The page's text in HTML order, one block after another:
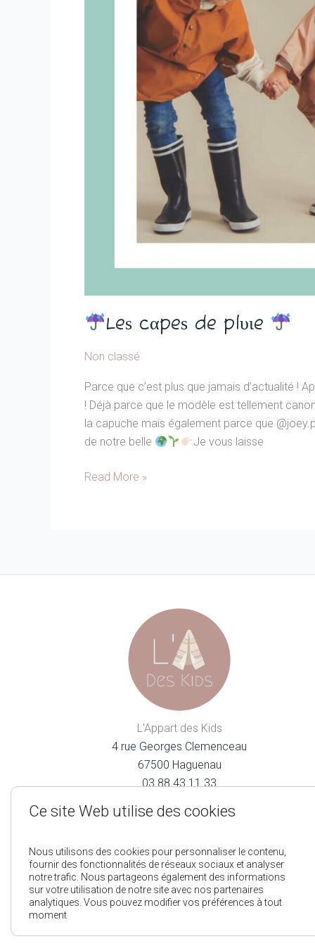
Leѕ cαpeѕ de plυιe
Non classé
Parce que c’est plus que jamais d’actualité !
! Déjà parce que le modèle est tellement
la capuche mais également parce que
de notre belle
Je vous laisse
Read More »
L'Appart des Kids
4 rue Georges Clemenceau
67500 Haguenau
03.88.43.11.33
Mentions Légales
Ce site Web utilise des cookies
Nous utilisons des cookies pour personnaliser le contenu,
fournir des fonctionnalités de réseaux sociaux et analyser
notre trafic. Nous partageons également des informations
sur votre utilisation de notre site avec nos partenaires
analytiques. Vous pouvez modifier vos préférences à tout
moment